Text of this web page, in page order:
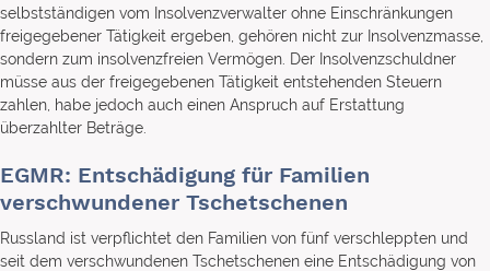
selbstständigen vom Insolvenzverwalter ohne Einschränkungen
freigegebener Tätigkeit ergeben, gehören nicht zur Insolvenzmasse,
sondern zum insolvenzfreien Vermögen. Der Insolvenzschuldner
müsse aus der freigegebenen Tätigkeit entstehenden Steuern
zahlen, habe jedoch auch einen Anspruch auf Erstattung
überzahlter Beträge.
EGMR: Entschädigung für Familien
verschwundener Tschetschenen
Russland ist verpflichtet den Familien von fünf verschleppten und
seit dem verschwundenen Tschetschenen eine Entschädigung von